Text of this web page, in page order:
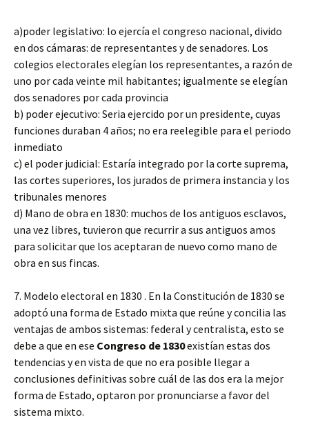
a)poder legislativo: lo ejercía el congreso nacional, divido
en dos cámaras: de representantes y de senadores. Los
colegios electorales elegían los representantes, a razón de
uno por cada veinte mil habitantes; igualmente se elegían
dos senadores por cada provincia
b) poder ejecutivo: Seria ejercido por un presidente, cuyas
funciones duraban 4 años; no era reelegible para el periodo
inmediato
c) el poder judicial: Estaría integrado por la corte suprema,
las cortes superiores, los jurados de primera instancia y los
tribunales menores
d) Mano de obra en 1830: muchos de los antiguos esclavos,
una vez libres, tuvieron que recurrir a sus antiguos amos
para solicitar que los aceptaran de nuevo como mano de
obra en sus fincas.
7. Modelo electoral en 1830 . En la Constitución de 1830 se
adoptó una forma de Estado mixta que reúne y concilia las
ventajas de ambos sistemas: federal y centralista, esto se
debe a que en ese Congreso de 1830existían estas dos
tendencias y en vista de que no era posible llegar a
conclusiones definitivas sobre cuál de las dos era la mejor
forma de Estado, optaron por pronunciarse a favor del
sistema mixto.